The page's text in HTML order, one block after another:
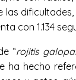
con 1.134
“rojitis
ha hecho